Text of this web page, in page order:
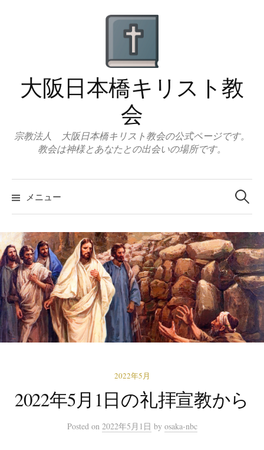
ッ
大阪日本橋キリスト教
会
宗教法人 大阪日本橋キリスト教会の公式ページです。
教会は神様とあなたとの出会いの場所です。
メニュー
検
索:
2022年5月
2022年5月1日の礼拝宣教から
Posted on 2022年5月1日 by osaka-nbc